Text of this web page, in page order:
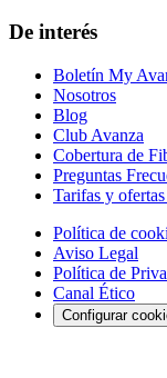
De interés
Boletín My
Nosotros
Blog
Club Avanza
Cobertura de
Preguntas
Tarifas y
Política de
Aviso Legal
Política de
Canal Ético
Configurar